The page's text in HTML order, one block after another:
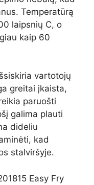
Temperatūrą
laipsnių C, o
kaip 60
vartotojų
greitai įkaista,
paruošti
galima plauti
dideliu
kad
stalviršyje.
Easy Fry